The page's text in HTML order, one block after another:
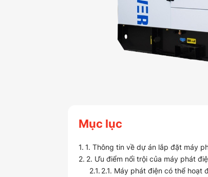
Mục lục
1. Thông tin về dự án lắp đặt máy
2. Ưu điểm nổi trội của máy phát
2.1. Máy phát điện có thể hoạt